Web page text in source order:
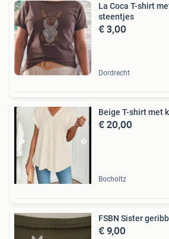
La Coca T-shirt
steentjes
€ 3,00
Dordrecht
Beige T-shirt met
€ 20,00
Bocholtz
FSBN Sister
€ 9,00